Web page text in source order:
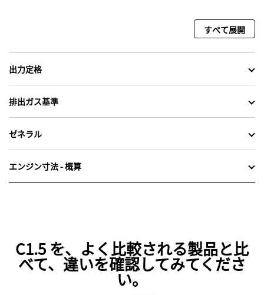
すべて展開
出力定格
排出ガス基準
ゼネラル
エンジン寸法 - 概算
C1.5 を、よく比較される製品と比
べて、違いを確認してみてくださ
い。